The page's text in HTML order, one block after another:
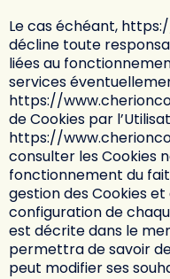
Le cas échéant,
décline toute
liées au
services
https://
de Cookies par
https://
consulter les Cookies
fonctionnement du fait
gestion des Cookies et
configuration de
est décrite dans le
permettra de savoir
peut modifier ses